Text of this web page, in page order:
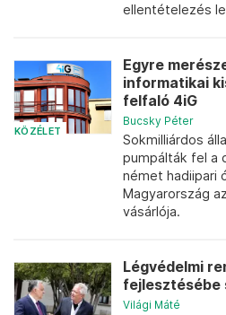
ellentételezés
KÖZÉLET
Egyre
informatikai
felfaló 4iG
Bucsky Péter
Sokmilliárdos
pumpálták fel a
német hadiipari
Magyarország
vásárlója.
Légvédelmi
fejlesztésébe
Világi Máté